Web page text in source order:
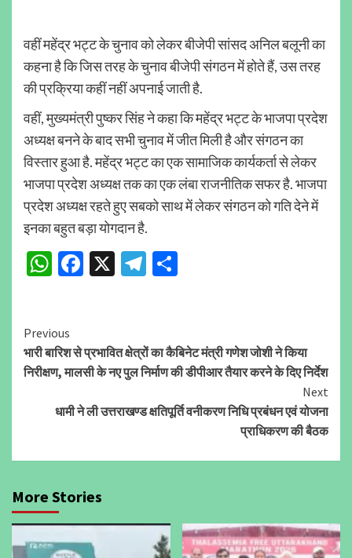
वहीं महेंद्र भट्ट के चुनाव को लेकर बीजेपी सांसद अनिल बलूनी का
कहना है कि जिस तरह के चुनाव बीजेपी संगठन में होते हैं, उस तरह
की प्रक्रिया कहीं नहीं अपनाई जाती है.
वहीं, मुख्यमंत्री पुष्कर सिंह ने कहा कि महेंद्र भट्ट के भाजपा प्रदेश
अध्यक्ष बनने के बाद सभी चुनाव में जीत मिली है और संगठन का
विस्तार हुआ है. महेंद्र भट्ट का एक सामाजिक कार्यकर्ता से लेकर
भाजपा प्रदेश अध्यक्ष तक का एक लंबा राजनीतिक सफर है. भाजपा
प्रदेश अध्यक्ष रहते हुए सबको साथ में लेकर संगठन को गति देने में
इनका बहुत बड़ा योगदान है.
WhatsApp
Facebook
X Telegram
Continue
Reading
Previous
भारी बारिश से प्रभावित क्षेत्रों का कैबिनेट मंत्री गणेश जोशी ने किया
निरीक्षण, मालसी के नए पुल निर्माण की डीपीआर तैयार करने के दिए निर्देश
Next
धामी ने ली उत्तराखण्ड क्षतिपूर्ति वनीकरण निधि प्रबंधन एवं योजना
प्राधिकरण की बैठक
More Stories